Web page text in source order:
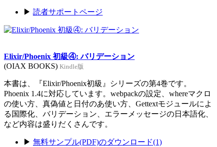
▶ 読者サポートページ
Elixir/Phoenix 初級④: バリデーション
(OIAX BOOKS) Kindle版
本書は、『Elixir/Phoenix初級』シリーズの第4巻です。
Phoenix 1.4に対応しています。webpackの設定、whereマクロ
の使い方、真偽値と日付のあ使い方、Gettextモジュールによ
る国際化、バリデーション、エラーメッセージの日本語化、
など内容は盛りだくさんです。
▶ 無料サンプル(PDF)のダウンロード(1)